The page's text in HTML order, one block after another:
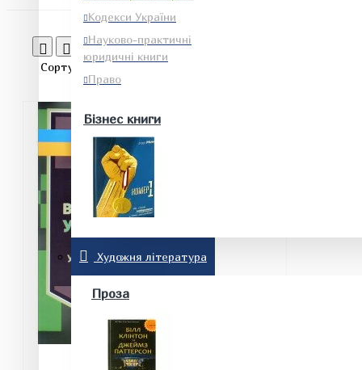
Кодекси України
Науково-практичні
юридичні книги
Право
Бізнес книги
Енергетика. Будівництво.
Промисловість
Художня література
Проза
Сортувати: